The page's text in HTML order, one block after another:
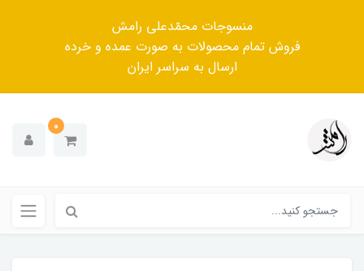
منسوجات محمّدعلی رامش
فروش تمام محصولات به صورت عمده و خرده
ارسال به سراسر ایران
0